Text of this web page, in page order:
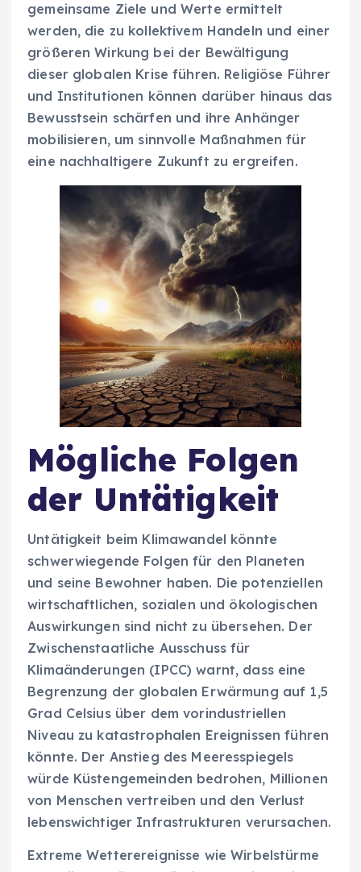
gemeinsame Ziele und Werte ermittelt
werden, die zu kollektivem Handeln und einer
größeren Wirkung bei der Bewältigung
dieser globalen Krise führen. Religiöse Führer
und Institutionen können darüber hinaus das
Bewusstsein schärfen und ihre Anhänger
mobilisieren, um sinnvolle Maßnahmen für
eine nachhaltigere Zukunft zu ergreifen.
Mögliche Folgen
der Untätigkeit
Untätigkeit beim Klimawandel könnte
schwerwiegende Folgen für den Planeten
und seine Bewohner haben. Die potenziellen
wirtschaftlichen, sozialen und ökologischen
Auswirkungen sind nicht zu übersehen. Der
Zwischenstaatliche Ausschuss für
Klimaänderungen (IPCC) warnt, dass eine
Begrenzung der globalen Erwärmung auf 1,5
Grad Celsius über dem vorindustriellen
Niveau zu katastrophalen Ereignissen führen
könnte. Der Anstieg des Meeresspiegels
würde Küstengemeinden bedrohen, Millionen
von Menschen vertreiben und den Verlust
lebenswichtiger Infrastrukturen verursachen.
Extreme Wetterereignisse wie Wirbelstürme